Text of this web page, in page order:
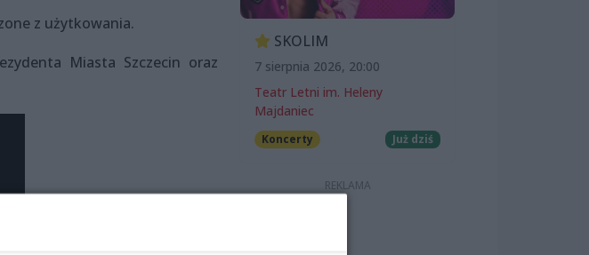
z użytkowania.
Miasta Szczecin oraz
SKOLIM
7 sierpnia 2026, 20:00
Teatr Letni im. Heleny
Majdaniec
Koncerty Już dziś